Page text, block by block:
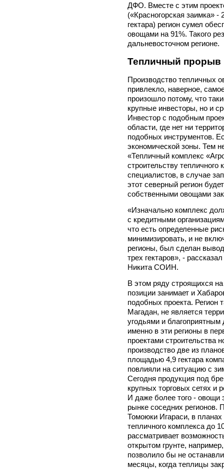
ДФО. Вместе с этим
(«Красногорская заимка» -
гектара) регион сумел
овощами на 91%. Такого
дальневосточном регионе.
Тепличный прорыв
Производство тепличных
привлекло, наверное,
произошло потому, что
крупные инвесторы, но и
Инвестор с подобным
области, где нет ни
подобных инструментов.
экономической зоны. Тем
«Тепличный комплекс
строительству
специалистов, в случае
этот северный регион
собственными овощами
«Изначально комплекс
с кредитными
что есть определенные
минимизировать, и не
регионы, был сделан
трех гектаров», -
Никита СОИН.
В этом ряду строящихся
позиции занимает и
подобных проекта. Регион
Магадан, не является
угодьями и
именно в эти регионы в
проектами строительства
производство две из
площадью 4,9 гектара
повлияли на ситуацию с
Сегодня продукция под
крупных торговых сетях и
И даже более того - овощи
рынке соседних регионов.
Томоюки Игараси, в
тепличного комплекса до
рассматривает
открытом грунте,
позволило бы не
месяцы, когда теплицы